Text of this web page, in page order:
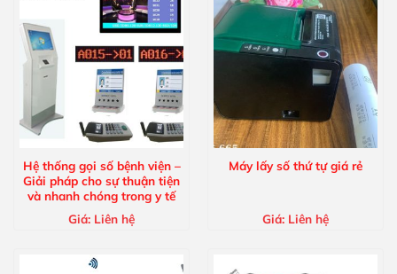
Hệ thống gọi số bệnh viện –
Giải pháp cho sự thuận tiện
và nhanh chóng trong y tế
Giá: Liên hệ
Máy lấy số thứ tự giá rẻ
Giá: Liên hệ